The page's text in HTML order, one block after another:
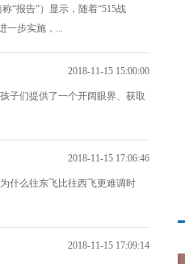
“报告”）显示，随着“515战
一步实施，...
2018-11-15 15:00:00
子们提供了一个开阔眼界、获取
2018-11-15 17:06:46
什么往东飞比往西飞更难调时
2018-11-15 17:09:14